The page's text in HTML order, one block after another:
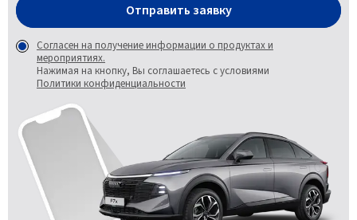
Отправить заявку
Согласен на получение информации о продуктах и
мероприятиях.
Нажимая на кнопку, Вы соглашаетесь с условиями
Политики конфиденциальности